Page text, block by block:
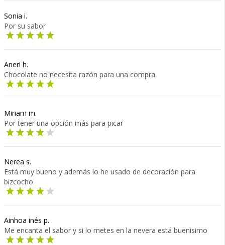
Sonia i.
Por su sabor
Aneri h.
Chocolate no necesita razón para una compra
Miriam m.
Por tener una opción más para picar
Nerea s.
Está muy bueno y además lo he usado de decoración para
bizcocho
Ainhoa inés p.
Me encanta el sabor y si lo metes en la nevera está buenisimo